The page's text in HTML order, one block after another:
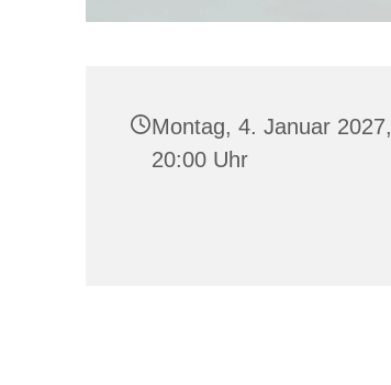
Montag, 4. Januar 2027,
20:00 Uhr